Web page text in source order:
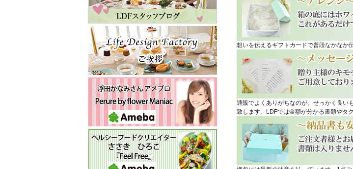
想いを伝えるギフトカードで普段なかなか
通販でよくありがちなのが、せっかく良い
致します。LDFでは金額が分かる書類やタ